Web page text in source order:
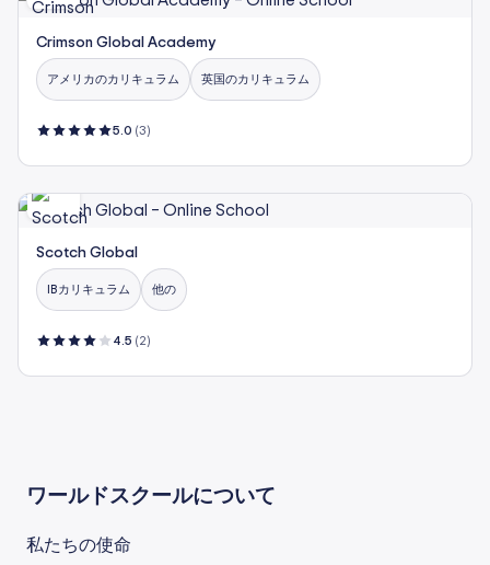
Crimson Global Academy
アメリカのカリキュラム 英国のカリキュラム
5.0 (3)
Scotch Global
IBカリキュラム 他の
4.5 (2)
ワールドスクールについて
私たちの使命